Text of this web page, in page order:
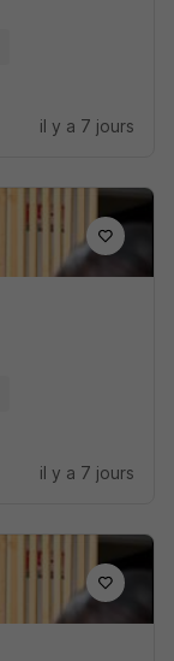
il y a 7 jours
il y a 7 jours